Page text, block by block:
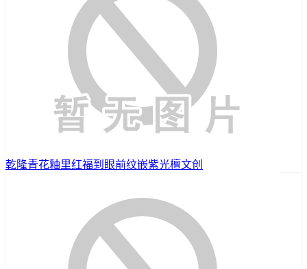
乾隆青花釉里红福到眼前纹嵌紫光檀文创